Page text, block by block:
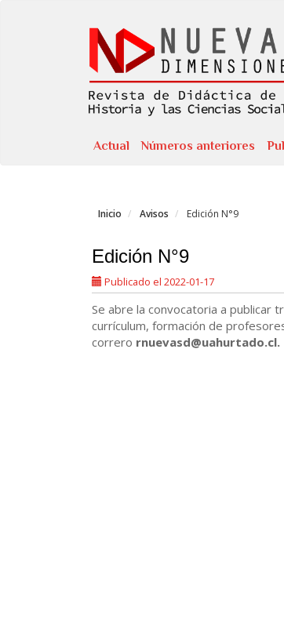
Actual Números anteriores
Inicio Avisos Edición N°9
Edición N°9
Publicado el 2022-01-17
Se abre la convocatoria a publicar
currículum, formación de
correro rnuevasd@uahurtado.cl.